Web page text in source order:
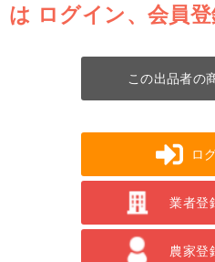
は ログイン、会員登
この出品者の
ロ
業者登
農家登